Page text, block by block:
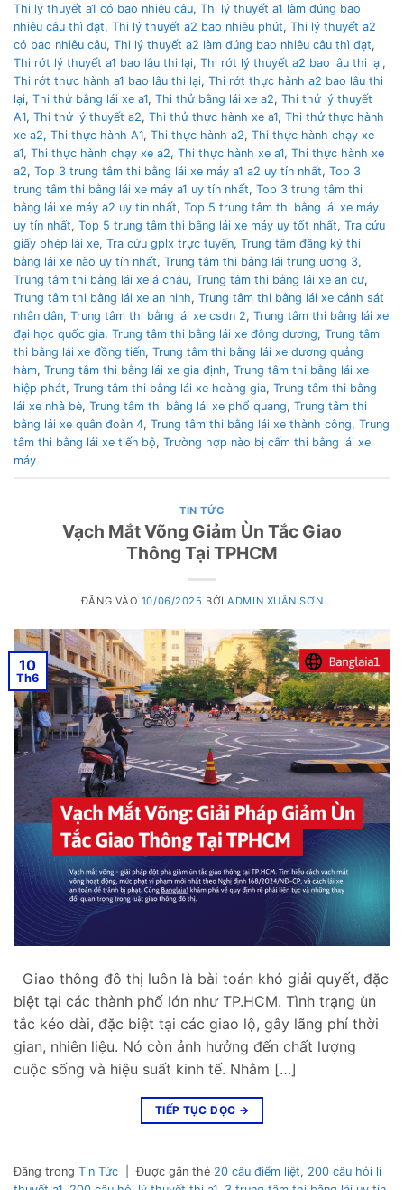
Thi lý thuyết a1 có bao nhiêu câu, Thi lý thuyết a1 làm đúng bao
nhiêu câu thì đạt, Thi lý thuyết a2 bao nhiêu phút, Thi lý thuyết a2
có bao nhiêu câu, Thi lý thuyết a2 làm đúng bao nhiêu câu thì đạt,
Thi rớt lý thuyết a1 bao lâu thi lại, Thi rớt lý thuyết a2 bao lâu thi lại,
Thi rớt thực hành a1 bao lâu thi lại, Thi rớt thực hành a2 bao lâu thi
lại, Thi thử bằng lái xe a1, Thi thử bằng lái xe a2, Thi thử lý thuyết
A1, Thi thử lý thuyết a2, Thi thử thực hành xe a1, Thi thử thực hành
xe a2, Thi thực hành A1, Thi thực hành a2, Thi thực hành chạy xe
a1, Thi thực hành chạy xe a2, Thi thực hành xe a1, Thi thực hành xe
a2, Top 3 trung tâm thi bằng lái xe máy a1 a2 uy tín nhất, Top 3
trung tâm thi bằng lái xe máy a1 uy tín nhất, Top 3 trung tâm thi
bằng lái xe máy a2 uy tín nhất, Top 5 trung tâm thi bằng lái xe máy
uy tín nhất, Top 5 trung tâm thi bằng lái xe máy uy tốt nhất, Tra cứu
giấy phép lái xe, Tra cứu gplx trực tuyến, Trung tâm đăng ký thi
bằng lái xe nào uy tín nhất, Trung tâm thi bằng lái trung ương 3,
Trung tâm thi bằng lái xe á châu, Trung tâm thi bằng lái xe an cư,
Trung tâm thi bằng lái xe an ninh, Trung tâm thi bằng lái xe cảnh sát
nhân dân, Trung tâm thi bằng lái xe csdn 2, Trung tâm thi bằng lái xe
đại học quốc gia, Trung tâm thi bằng lái xe đông dương, Trung tâm
thi bằng lái xe đồng tiến, Trung tâm thi bằng lái xe dương quảng
hàm, Trung tâm thi bằng lái xe gia định, Trung tâm thi bằng lái xe
hiệp phát, Trung tâm thi bằng lái xe hoàng gia, Trung tâm thi bằng
lái xe nhà bè, Trung tâm thi bằng lái xe phổ quang, Trung tâm thi
bằng lái xe quân đoàn 4, Trung tâm thi bằng lái xe thành công, Trung
tâm thi bằng lái xe tiến bộ, Trường hợp nào bị cấm thi bằng lái xe
máy
TIN TỨC
Vạch Mắt Võng Giảm Ùn Tắc Giao
Thông Tại TPHCM
ĐĂNG VÀO 10/06/2025 BỞIADMIN XUÂN SƠN
10
Th6
Giao thông đô thị luôn là bài toán khó giải quyết, đặc
biệt tại các thành phố lớn như TP.HCM. Tình trạng ùn
tắc kéo dài, đặc biệt tại các giao lộ, gây lãng phí thời
gian, nhiên liệu. Nó còn ảnh hưởng đến chất lượng
cuộc sống và hiệu suất kinh tế. Nhằm […]
TIẾP TỤC ĐỌC →
Đăng trong Tin Tức Được gắn thẻ 20 câu điểm liệt, 200 câu hỏi lí